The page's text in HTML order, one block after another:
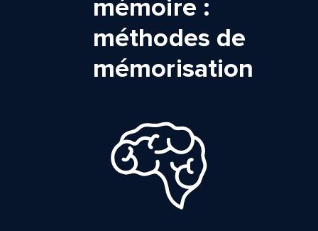
mémoire :
méthodes de
mémorisation